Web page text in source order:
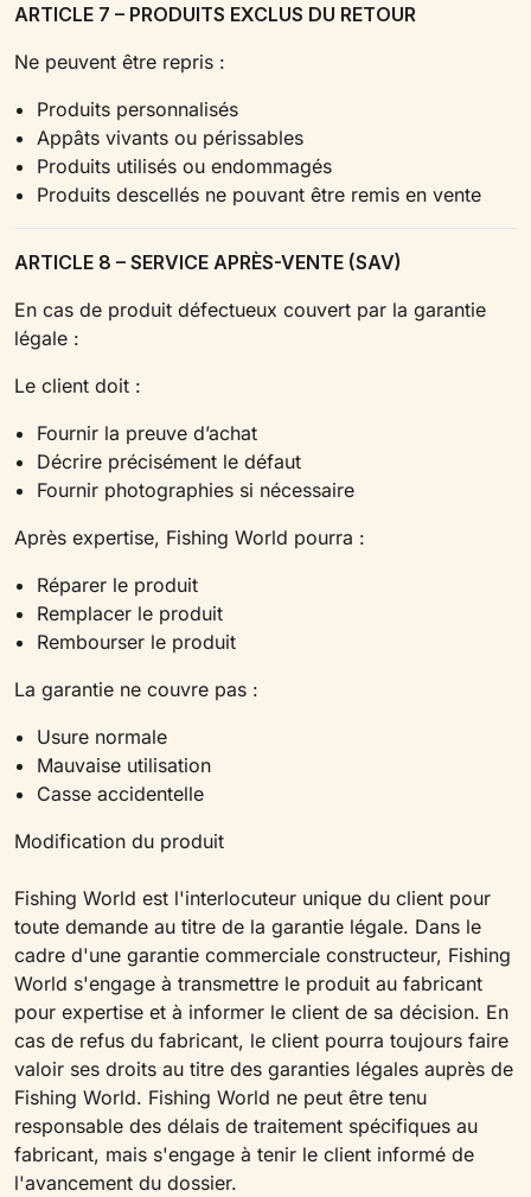
ARTICLE 7 – PRODUITS EXCLUS DU RETOUR
Ne peuvent être repris :
Produits personnalisés
Appâts vivants ou périssables
Produits utilisés ou endommagés
Produits descellés ne pouvant être remis en vente
ARTICLE 8 – SERVICE APRÈS-VENTE (SAV)
En cas de produit défectueux couvert par la garantie
légale :
Le client doit :
Fournir la preuve d’achat
Décrire précisément le défaut
Fournir photographies si nécessaire
Après expertise, Fishing World pourra :
Réparer le produit
Remplacer le produit
Rembourser le produit
La garantie ne couvre pas :
Usure normale
Mauvaise utilisation
Casse accidentelle
Modification du produit
Fishing World est l'interlocuteur unique du client pour
toute demande au titre de la garantie légale. Dans le
cadre d'une garantie commerciale constructeur, Fishing
World s'engage à transmettre le produit au fabricant
pour expertise et à informer le client de sa décision. En
cas de refus du fabricant, le client pourra toujours faire
valoir ses droits au titre des garanties légales auprès de
Fishing World. Fishing World ne peut être tenu
responsable des délais de traitement spécifiques au
fabricant, mais s'engage à tenir le client informé de
l'avancement du dossier.